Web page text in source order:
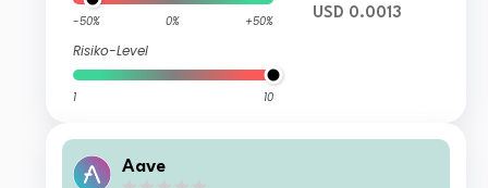
-50% 0% +50%
Risiko-Level
1 10
USD 0.0013
Aave